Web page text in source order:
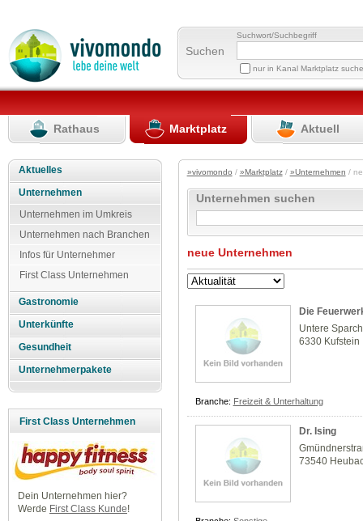
Suchen
Suchwort/Suchbegriff
nur in Kanal Marktplatz
Rathaus Marktplatz Aktuell
Aktuelles
Unternehmen
Unternehmen im Umkreis
Unternehmen nach Branchen
Infos für Unternehmer
First Class Unternehmen
Gastronomie
Unterkünfte
Gesundheit
Unternehmerpakete
First Class Unternehmen
Dein Unternehmen hier?
Werde First Class Kunde!
»vivomondo / »Marktplatz/ »Unternehmen /
Unternehmen suchen
neue Unternehmen
Die
Untere
6330 Kufstein
Branche: Freizeit & Unterhaltung
Dr. Ising
73540